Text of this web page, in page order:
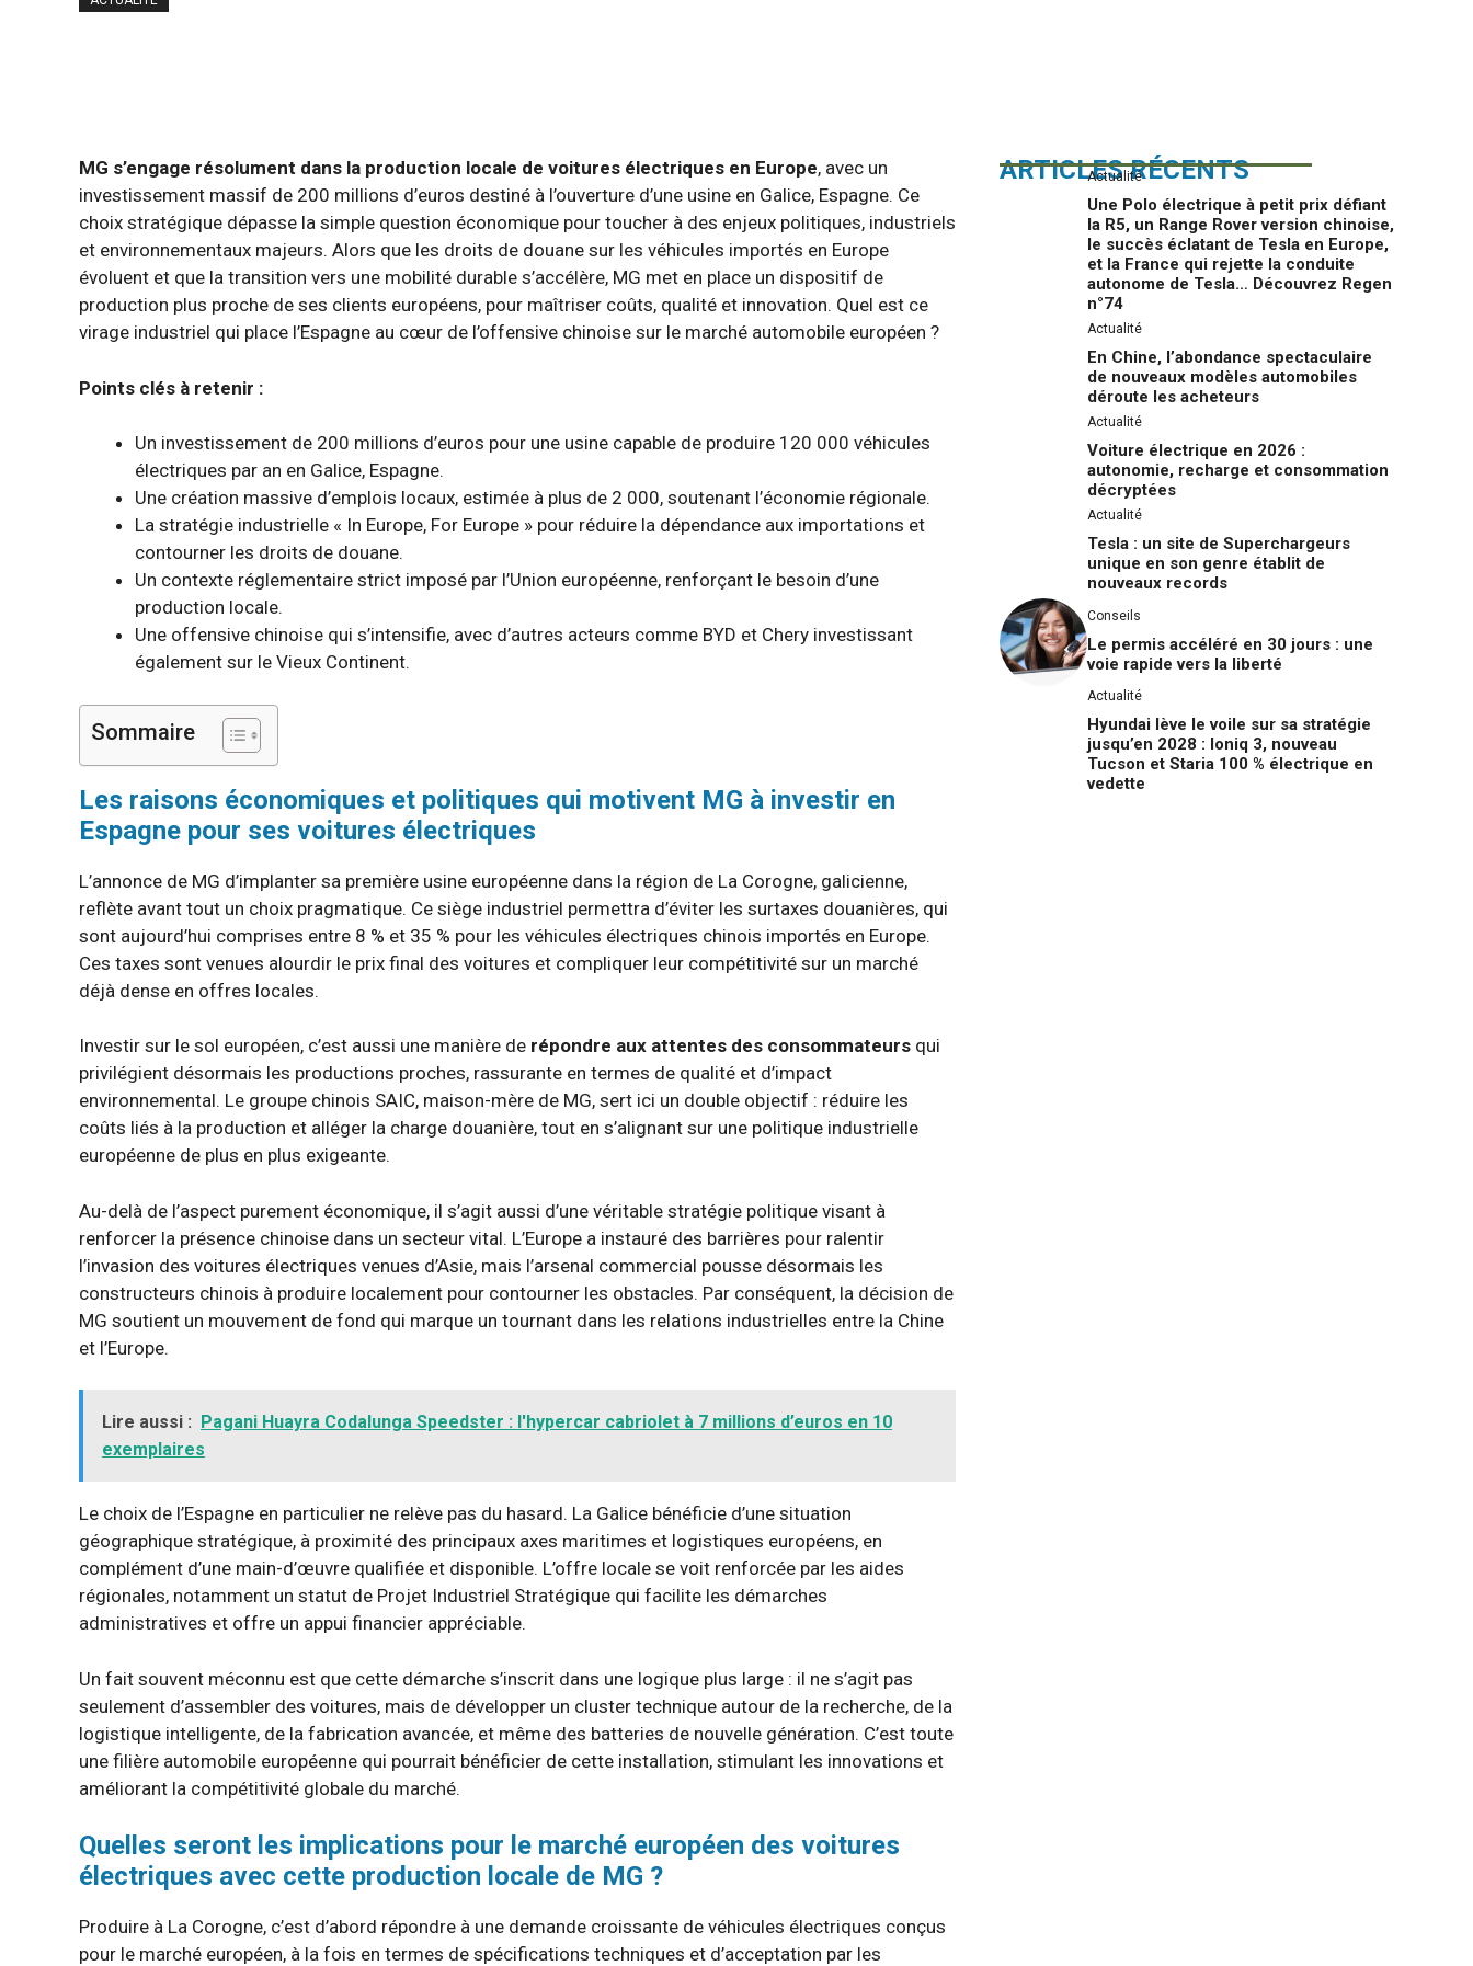
MG s’engage résolument dans la production locale de voitures électriques en Europe, avec un
investissement massif de 200 millions d’euros destiné à l’ouverture d’une usine en Galice, Espagne. Ce
choix stratégique dépasse la simple question économique pour toucher à des enjeux politiques, industriels
et environnementaux majeurs. Alors que les droits de douane sur les véhicules importés en Europe
évoluent et que la transition vers une mobilité durable s’accélère, MG met en place un dispositif de
production plus proche de ses clients européens, pour maîtriser coûts, qualité et innovation. Quel est ce
virage industriel qui place l’Espagne au cœur de l’offensive chinoise sur le marché automobile européen ?
Points clés à retenir :
Un investissement de 200 millions d’euros pour une usine capable de produire 120 000 véhicules
électriques par an en Galice, Espagne.
Une création massive d’emplois locaux, estimée à plus de 2 000, soutenant l’économie régionale.
La stratégie industrielle « In Europe, For Europe » pour réduire la dépendance aux importations et
contourner les droits de douane.
Un contexte réglementaire strict imposé par l’Union européenne, renforçant le besoin d’une
production locale.
Une offensive chinoise qui s’intensifie, avec d’autres acteurs comme BYD et Chery investissant
également sur le Vieux Continent.
Sommaire
Les raisons économiques et politiques qui motivent MG à investir en
Espagne pour ses voitures électriques
L’annonce de MG d’implanter sa première usine européenne dans la région de La Corogne, galicienne,
reflète avant tout un choix pragmatique. Ce siège industriel permettra d’éviter les surtaxes douanières, qui
sont aujourd’hui comprises entre 8 % et 35 % pour les véhicules électriques chinois importés en Europe.
Ces taxes sont venues alourdir le prix final des voitures et compliquer leur compétitivité sur un marché
déjà dense en offres locales.
Investir sur le sol européen, c’est aussi une manière de répondre aux attentes des consommateurs qui
privilégient désormais les productions proches, rassurante en termes de qualité et d’impact
environnemental. Le groupe chinois SAIC, maison-mère de MG, sert ici un double objectif : réduire les
coûts liés à la production et alléger la charge douanière, tout en s’alignant sur une politique industrielle
européenne de plus en plus exigeante.
Au-delà de l’aspect purement économique, il s’agit aussi d’une véritable stratégie politique visant à
renforcer la présence chinoise dans un secteur vital. L’Europe a instauré des barrières pour ralentir
l’invasion des voitures électriques venues d’Asie, mais l’arsenal commercial pousse désormais les
constructeurs chinois à produire localement pour contourner les obstacles. Par conséquent, la décision de
MG soutient un mouvement de fond qui marque un tournant dans les relations industrielles entre la Chine
et l’Europe.
Lire aussi : Pagani Huayra Codalunga Speedster : l'hypercar cabriolet à 7 millions d’euros en 10
exemplaires
Le choix de l’Espagne en particulier ne relève pas du hasard. La Galice bénéficie d’une situation
géographique stratégique, à proximité des principaux axes maritimes et logistiques européens, en
complément d’une main-d’œuvre qualifiée et disponible. L’offre locale se voit renforcée par les aides
régionales, notamment un statut de Projet Industriel Stratégique qui facilite les démarches
administratives et offre un appui financier appréciable.
Un fait souvent méconnu est que cette démarche s’inscrit dans une logique plus large : il ne s’agit pas
seulement d’assembler des voitures, mais de développer un cluster technique autour de la recherche, de la
logistique intelligente, de la fabrication avancée, et même des batteries de nouvelle génération. C’est toute
une filière automobile européenne qui pourrait bénéficier de cette installation, stimulant les innovations et
améliorant la compétitivité globale du marché.
Quelles seront les implications pour le marché européen des voitures
électriques avec cette production locale de MG ?
Produire à La Corogne, c’est d’abord répondre à une demande croissante de véhicules électriques conçus
pour le marché européen, à la fois en termes de spécifications techniques et d’acceptation par les
ARTICLES RÉCENTS
Actualité
Une Polo électrique à petit prix défiant
la R5, un Range Rover version chinoise,
le succès éclatant de Tesla en Europe,
et la France qui rejette la conduite
autonome de Tesla… Découvrez Regen
n°74
Actualité
En Chine, l’abondance spectaculaire
de nouveaux modèles automobiles
déroute les acheteurs
Actualité
Voiture électrique en 2026 :
autonomie, recharge et consommation
décryptées
Actualité
Tesla : un site de Superchargeurs
unique en son genre établit de
nouveaux records
Conseils
Le permis accéléré en 30 jours : une
voie rapide vers la liberté
Actualité
Hyundai lève le voile sur sa stratégie
jusqu’en 2028 : Ioniq 3, nouveau
Tucson et Staria 100 % électrique en
vedette